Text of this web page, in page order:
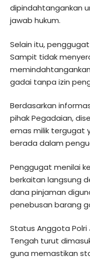
dipindahtangankan
jawab hukum.
Selain itu,
Sampit tidak
gadai tanpa izin
Berdasarkan
pihak Pegadaian,
emas milik tergugat
berada dalam
Penggugat menilai
berkaitan langsung
dana pinjaman
penebusan barang
Status Anggota Polri
Tengah turut
guna memastikan